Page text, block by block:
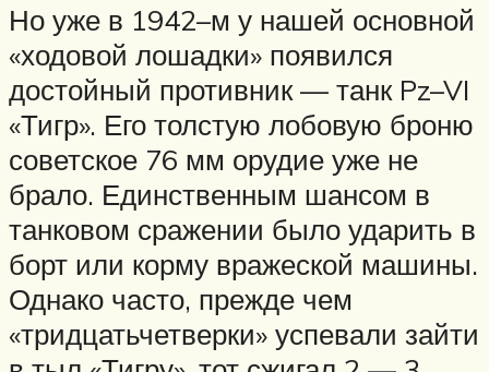
Но уже в 1942–м у нашей основной
«ходовой лошадки» появился
достойный противник — танк Pz–VI
«Тигр». Его толстую лобовую броню
советское 76 мм орудие уже не
брало. Единственным шансом в
танковом сражении было ударить в
борт или корму вражеской машины.
Однако часто, прежде чем
«тридцатьчетверки» успевали зайти